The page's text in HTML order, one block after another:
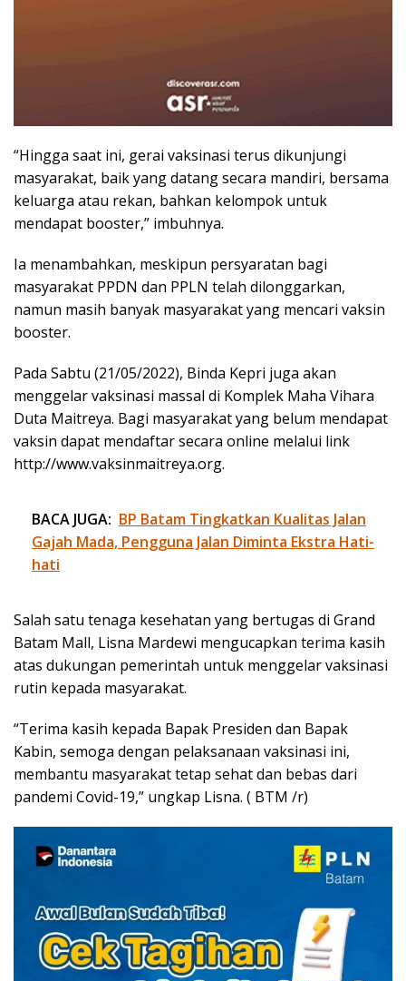
“Hingga saat ini, gerai vaksinasi terus dikunjungi
masyarakat, baik yang datang secara mandiri, bersama
keluarga atau rekan, bahkan kelompok untuk
mendapat booster,” imbuhnya.
Ia menambahkan, meskipun persyaratan bagi
masyarakat PPDN dan PPLN telah dilonggarkan,
namun masih banyak masyarakat yang mencari vaksin
booster.
Pada Sabtu (21/05/2022), Binda Kepri juga akan
menggelar vaksinasi massal di Komplek Maha Vihara
Duta Maitreya. Bagi masyarakat yang belum mendapat
vaksin dapat mendaftar secara online melalui link
http://www.vaksinmaitreya.org.
BACA JUGA: BP Batam Tingkatkan Kualitas Jalan
Gajah Mada, Pengguna Jalan Diminta Ekstra Hati-
hati
Salah satu tenaga kesehatan yang bertugas di Grand
Batam Mall, Lisna Mardewi mengucapkan terima kasih
atas dukungan pemerintah untuk menggelar vaksinasi
rutin kepada masyarakat.
“Terima kasih kepada Bapak Presiden dan Bapak
Kabin, semoga dengan pelaksanaan vaksinasi ini,
membantu masyarakat tetap sehat dan bebas dari
pandemi Covid-19,” ungkap Lisna. ( BTM /r)